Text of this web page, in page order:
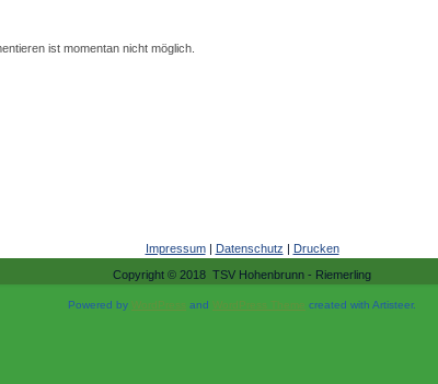
ist momentan nicht möglich.
Impressum| Datenschutz | Drucken
Copyright © 2018 TSV Hohenbrunn - Riemerling
Powered by WordPress and WordPress Theme created with Artisteer.